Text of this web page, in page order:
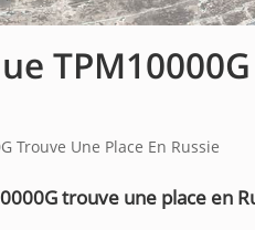
Trouve Une Place En Russie
trouve une place en